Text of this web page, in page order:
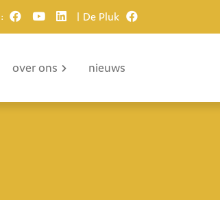
| De Pluk
over ons nieuws